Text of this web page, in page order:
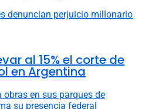
al 15% el corte de
en Argentina